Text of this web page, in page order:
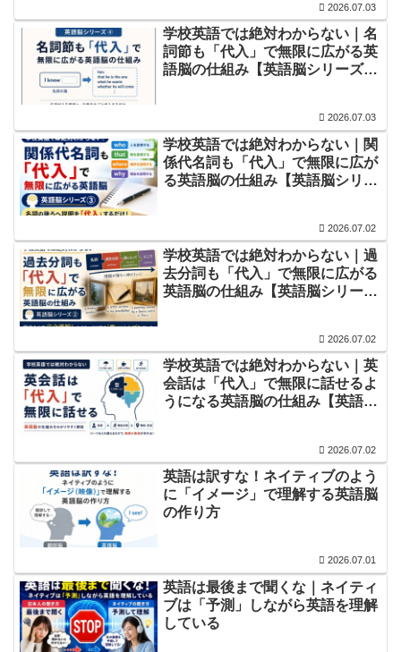
2026.07.03
学校英語では絶対わからない｜名
詞節も「代入」で無限に広がる英
語脳の仕組み【英語脳シリーズ
2026.07.03
​学校英語では絶対わからない｜関
係代名詞も「代入」で無限に広が
る英語脳の仕組み【英語脳シリー
2026.07.02
学校英語では絶対わからない｜過
去分詞も「代入」で無限に広がる
英語脳の仕組み【英語脳シリーズ
2026.07.02
​学校英語では絶対わからない｜英
会話は「代入」で無限に話せるよ
うになる英語脳の仕組み【英語脳
2026.07.02
英語は訳すな！ネイティブのよう
に「イメージ」で理解する英語脳
の作り方
2026.07.01
英語は最後まで聞くな｜ネイティ
ブは「予測」しながら英語を理解
している